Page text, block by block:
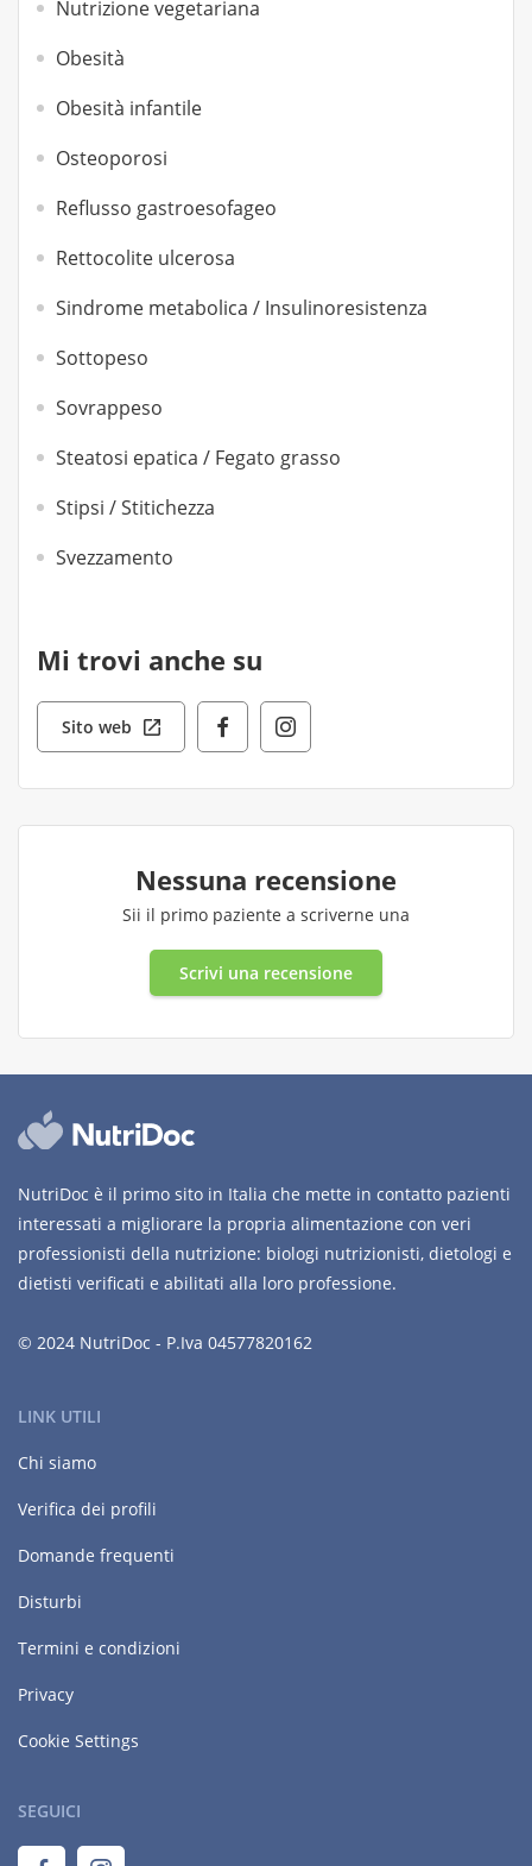
Nutrizione vegetariana
Obesità
Obesità infantile
Osteoporosi
Reflusso gastroesofageo
Rettocolite ulcerosa
Sindrome metabolica / Insulinoresistenza
Sottopeso
Sovrappeso
Steatosi epatica / Fegato grasso
Stipsi / Stitichezza
Svezzamento
Mi trovi anche su
Sito web
Nessuna recensione
Sii il primo paziente a scriverne una
Scrivi una recensione
NutriDoc è il primo sito in Italia che mette in contatto pazienti
interessati a migliorare la propria alimentazione con veri
professionisti della nutrizione: biologi nutrizionisti, dietologi e
dietisti verificati e abilitati alla loro professione.
© 2024 NutriDoc - P.Iva 04577820162
LINK UTILI
Chi siamo
Verifica dei profili
Domande frequenti
Disturbi
Termini e condizioni
Privacy
Cookie Settings
SEGUICI